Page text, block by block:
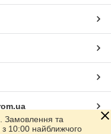
Замовлення та
з 10:00 найближчого